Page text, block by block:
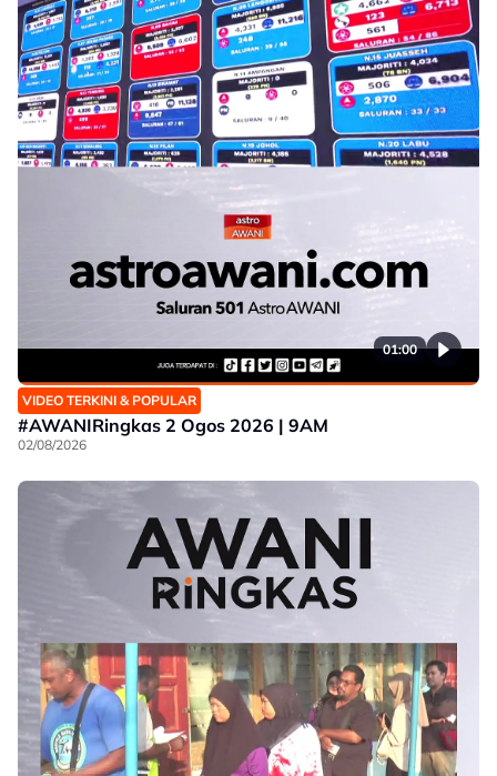
01:00
VIDEO TERKINI & POPULAR
#AWANIRingkas 2 Ogos 2026 | 9AM
02/08/2026